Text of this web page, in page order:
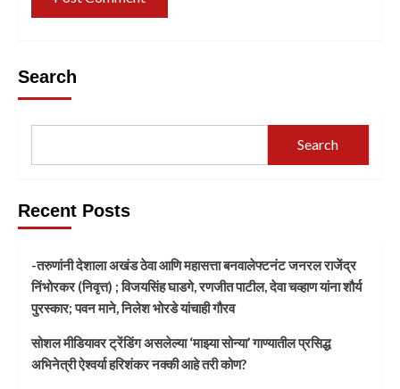
Search
Search
Recent Posts
-तरुणांनी देशाला अखंड ठेवा आणि महासत्ता बनवालेफ्टनंट जनरल राजेंद्र
निंभोरकर (निवृत्त) ; विजयसिंह घाडगे, रणजीत पाटील, देवा चव्हाण यांना शौर्य
पुरस्कार; पवन माने, निलेश भोरडे यांचाही गौरव
सोशल मीडियावर ट्रेंडिंग असलेल्या ‘माझ्या सोन्या’ गाण्यातील प्रसिद्ध
अभिनेत्री ऐश्वर्या हरिशंकर नक्की आहे तरी कोण?